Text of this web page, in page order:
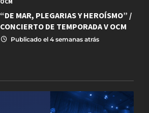
“DE MAR, PLEGARIAS Y HEROÍSMO” /
CONCIERTO DE TEMPORADA V OCM
Publicado el 4 semanas atrás